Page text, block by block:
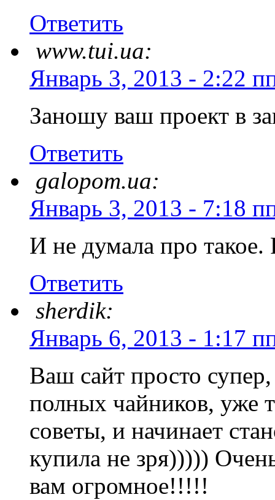
Ответить
www.tui.ua:
Январь 3, 2013 - 2:22
Заношу ваш проект в
Ответить
galopom.ua:
Январь 3, 2013 - 7:18
И не думала про
Ответить
sherdik:
Январь 6, 2013 - 1:17
Ваш сайт просто
полных чайников, уже
советы, и начинает
купила не зря)))))
вам огромное!!!!!